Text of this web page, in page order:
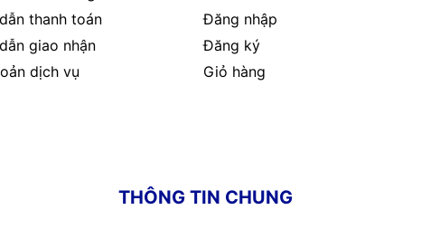
thanh toán
giao nhận
dịch vụ
Đăng nhập
Đăng ký
Giỏ hàng
THÔNG TIN CHUNG